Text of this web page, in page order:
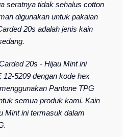
seratnya tidak sehalus cotton
digunakan untuk pakaian
20s adalah jenis kain
20s - Hijau Mint ini
5209 dengan kode hex
Pantone TPG
semua produk kami. Kain
Mint ini termasuk dalam